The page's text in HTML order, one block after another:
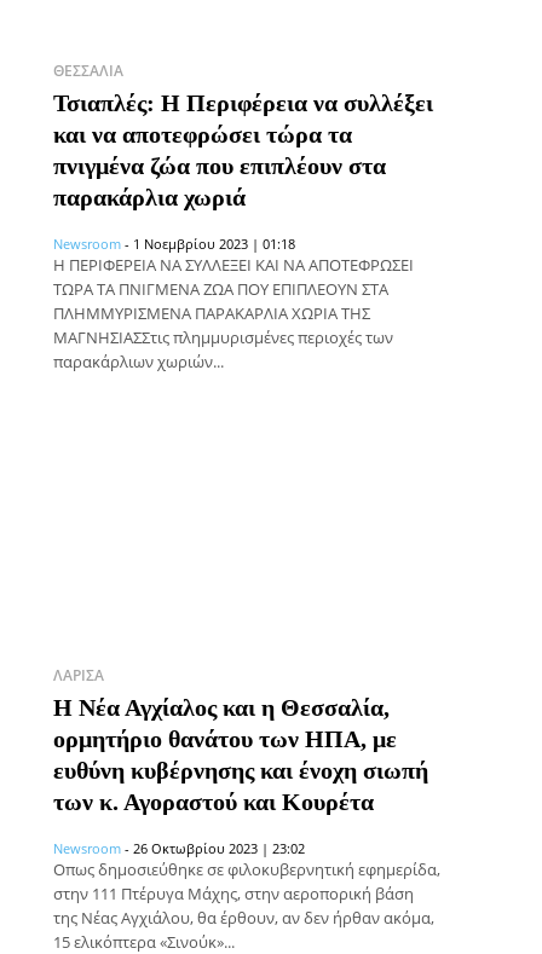
ΘΕΣΣΑΛΊΑ
Τσιαπλές: Η Περιφέρεια να συλλέξει
και να αποτεφρώσει τώρα τα
πνιγμένα ζώα που επιπλέουν στα
παρακάρλια χωριά
Newsroom - 1 Νοεμβρίου 2023 | 01:18
Η ΠΕΡΙΦΕΡΕΙΑ ΝΑ ΣΥΛΛΕΞΕΙ ΚΑΙ ΝΑ ΑΠΟΤΕΦΡΩΣΕΙ
ΤΩΡΑ ΤΑ ΠΝΙΓΜΕΝΑ ΖΩΑ ΠΟΥ ΕΠΙΠΛΕΟΥΝ ΣΤΑ
ΠΛΗΜΜΥΡΙΣΜΕΝΑ ΠΑΡΑΚΑΡΛΙΑ ΧΩΡΙΑ ΤΗΣ
ΜΑΓΝΗΣΙΑΣΣτις πλημμυρισμένες περιοχές των
παρακάρλιων χωριών...
ΛΆΡΙΣΑ
Η Νέα Αγχίαλος και η Θεσσαλία,
ορμητήριο θανάτου των ΗΠΑ, με
ευθύνη κυβέρνησης και ένοχη σιωπή
των κ. Αγοραστού και Κουρέτα
Newsroom - 26 Οκτωβρίου 2023 | 23:02
Οπως δημοσιεύθηκε σε φιλοκυβερνητική εφημερίδα,
στην 111 Πτέρυγα Μάχης, στην αεροπορική βάση
της Νέας Αγχιάλου, θα έρθουν, αν δεν ήρθαν ακόμα,
15 ελικόπτερα «Σινούκ»...